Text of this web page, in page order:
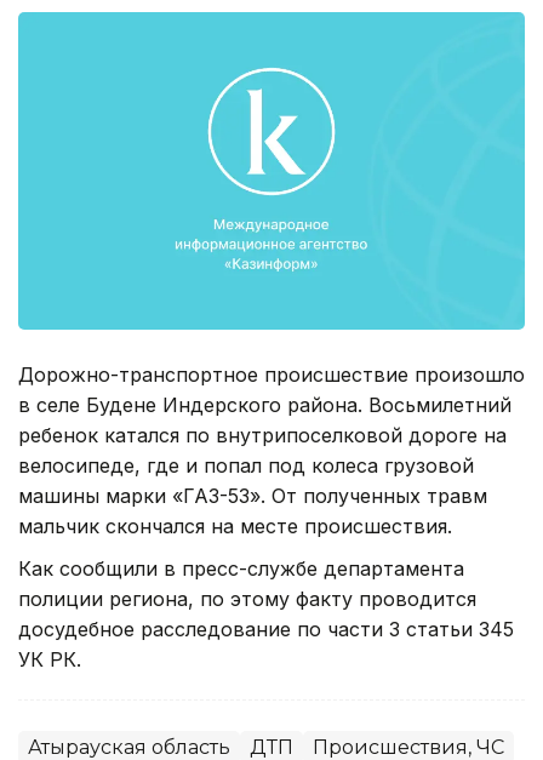
Дорожно-транспортное происшествие произошло
в селе Будене Индерского района. Восьмилетний
ребенок катался по внутрипоселковой дороге на
велосипеде, где и попал под колеса грузовой
машины марки «ГАЗ-53». От полученных травм
мальчик скончался на месте происшествия.
Как сообщили в пресс-службе департамента
полиции региона, по этому факту проводится
досудебное расследование по части 3 статьи 345
УК РК.
Атырауская область ДТП Происшествия, ЧС